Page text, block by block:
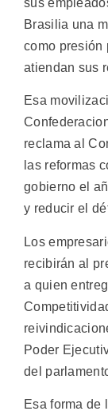
sus
Brasilia una
como presión
atiendan sus
Esa
reclama al
las reformas
gobierno el
y reducir el
Los
recibirán al
a quien
Poder
del
Esa forma de